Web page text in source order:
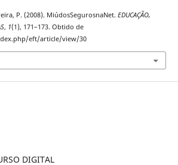
P. (2008). MiúdosSegurosnaNet. EDUCAÇÃO,
, 1(1), 171–173. Obtido de
eft/article/view/30
DIGITAL